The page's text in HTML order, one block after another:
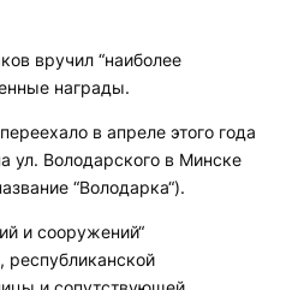
вручил “наиболее
награды.
в апреле этого года
ул. Володарского в Минске
“Володарка“).
и сооружений“
республиканской